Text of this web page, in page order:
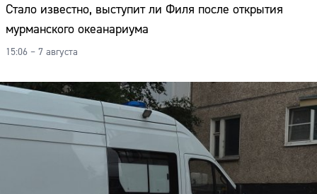
Стало известно, выступит ли Филя после открытия
мурманского океанариума
15:06 – 7 августа